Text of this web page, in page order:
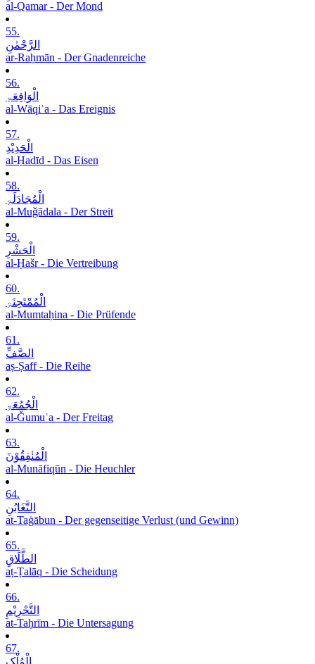
al-Qamar - Der Mond
55.
الرَّحْمٰنِ
ar-Raḥmān - Der Gnadenreiche
56.
الْوَاقِعَۃِ
al-Wāqiʿa - Das Ereignis
57.
الْحَدِیْدِ
al-Ḥadīd - Das Eisen
58.
الْمُجَادَلَۃِ
al-Muǧādala - Der Streit
59.
الْحَشْرِ
al-Ḥašr - Die Vertreibung
60.
الْمُمْتَحِنَۃِ
al-Mumtaḥina - Die Prüfende
61.
الصَّفِّ
aṣ-Ṣaff - Die Reihe
62.
الْجُمُعَۃِ
al-Ǧumuʿa - Der Freitag
63.
الْمُنٰفِقُوْنَ
al-Munāfiqūn - Die Heuchler
64.
التَّغَابُنِ
at-Taġābun - Der gegenseitige Verlust (und Gewinn)
65.
الطَّلَاقِ
aṭ-Ṭalāq - Die Scheidung
66.
التَّحْرِیْمِ
at-Taḥrīm - Die Untersagung
67.